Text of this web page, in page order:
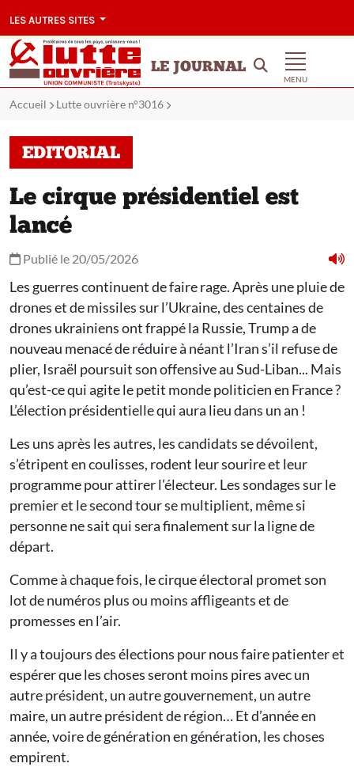
LES AUTRES SITES
LE JOURNAL
MENU
Accueil Lutte ouvrière n°3016
EDITORIAL
Le cirque présidentiel est
lancé
Publié le 20/05/2026
Les guerres continuent de faire rage. Après une pluie de
drones et de missiles sur l’Ukraine, des centaines de
drones ukrainiens ont frappé la Russie, Trump a de
nouveau menacé de réduire à néant l’Iran s’il refuse de
plier, Israël poursuit son offensive au Sud-Liban... Mais
qu’est-ce qui agite le petit monde politicien en France ?
L’élection présidentielle qui aura lieu dans un an !
Les uns après les autres, les candidats se dévoilent,
s’étripent en coulisses, rodent leur sourire et leur
programme pour attirer l’électeur. Les sondages sur le
premier et le second tour se multiplient, même si
personne ne sait qui sera finalement sur la ligne de
départ.
Comme à chaque fois, le cirque électoral promet son
lot de numéros plus ou moins affligeants et de
promesses en l’air.
Il y a toujours des élections pour nous faire patienter et
espérer que les choses seront moins pires avec un
autre président, un autre gouvernement, un autre
maire, un autre président de région… Et d’année en
année, voire de génération en génération, les choses
empirent.